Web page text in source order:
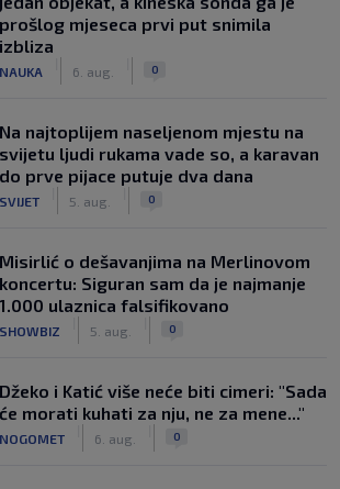
prošlog mjeseca prvi put snimila
izbliza
NAUKA 6. aug. 0
Na najtoplijem naseljenom mjestu na
svijetu ljudi rukama vade so, a karavan
do prve pijace putuje dva dana
SVIJET 5. aug. 0
Misirlić o dešavanjima na Merlinovom
koncertu: Siguran sam da je najmanje
1.000 ulaznica falsifikovano
SHOWBIZ 5. aug. 0
Džeko i Katić više neće biti cimeri: "Sada
će morati kuhati za nju, ne za mene..."
NOGOMET 6. aug. 0